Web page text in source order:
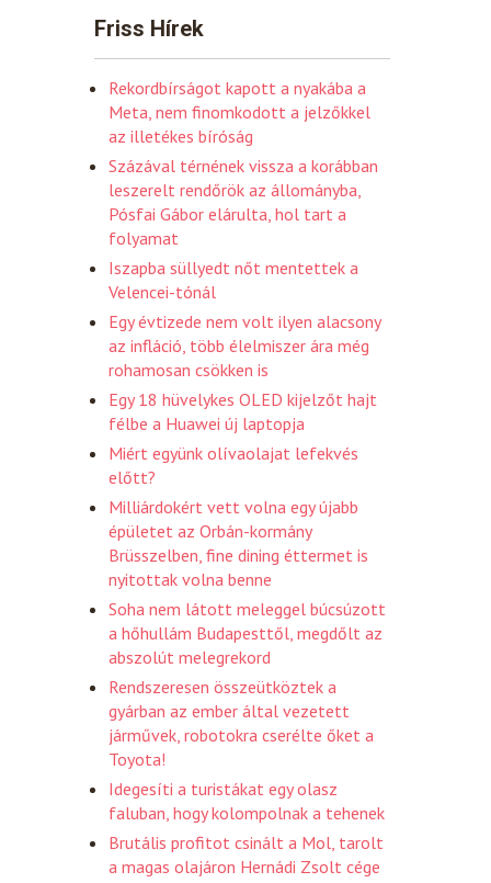
Friss Hírek
Rekordbírságot kapott a nyakába a
Meta, nem finomkodott a jelzőkkel
az illetékes bíróság
Százával térnének vissza a korábban
leszerelt rendőrök az állományba,
Pósfai Gábor elárulta, hol tart a
folyamat
Iszapba süllyedt nőt mentettek a
Velencei-tónál
Egy évtizede nem volt ilyen alacsony
az infláció, több élelmiszer ára még
rohamosan csökken is
Egy 18 hüvelykes OLED kijelzőt hajt
félbe a Huawei új laptopja
Miért együnk olívaolajat lefekvés
előtt?
Milliárdokért vett volna egy újabb
épületet az Orbán-kormány
Brüsszelben, fine dining éttermet is
nyitottak volna benne
Soha nem látott meleggel búcsúzott
a hőhullám Budapesttől, megdőlt az
abszolút melegrekord
Rendszeresen összeütköztek a
gyárban az ember által vezetett
járművek, robotokra cserélte őket a
Toyota!
Idegesíti a turistákat egy olasz
faluban, hogy kolompolnak a tehenek
Brutális profitot csinált a Mol, tarolt
a magas olajáron Hernádi Zsolt cége